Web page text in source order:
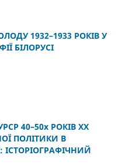
1932–1933 РОКІВ У
БІЛОРУСІ
40–50х РОКІВ XX
ПОЛІТИКИ В
ІСТОРІОГРАФІЧНИЙ